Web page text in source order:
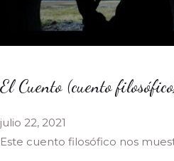
El Cuento (cuento
julio 22, 2021
Este cuento filosófico nos